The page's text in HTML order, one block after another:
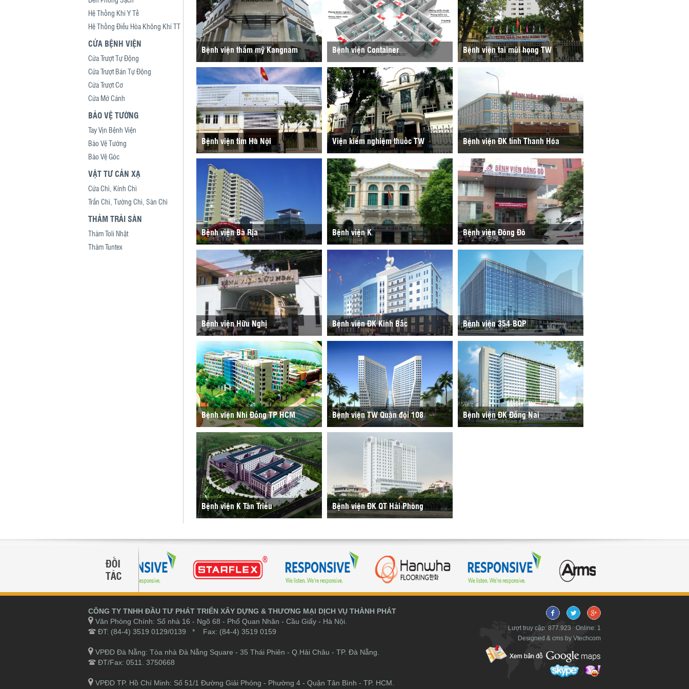
Hệ Thống Khí Y Tế
Hệ Thống Điều Hòa Không Khí TT
CỬA BỆNH VIỆN
Cửa Trượt Tự Động
Cửa Trượt Bán Tự Động
Cửa Trượt Cơ
Cửa Mở Cánh
BẢO VỆ TƯỜNG
Tay Vịn Bệnh Viện
Bảo Vệ Tường
Bảo Vệ Góc
VẬT TƯ CẢN XẠ
Cửa Chì, Kính Chì
Trần Chì, Tường Chì, Sàn Chì
THẢM TRẢI SÀN
Thảm Toli Nhật
Thảm Tuntex
Bệnh viện thẩm mỹ Kangnam Bệnh viện Container Bệnh viện tai mũi họng TW
Bệnh viện tim Hà Nội Viện kiểm nghiệm thuốc TW Bệnh viện ĐK tỉnh Thanh Hóa
Bệnh viện Bà Rịa Bệnh viện K Bệnh viện Đông Đô
Bệnh viện Hữu Nghị Bệnh viện ĐK Kinh Bắc Bệnh viện 354-BQP
Bệnh viện Nhi Đồng TP HCM Bệnh viện TW Quân đội 108 Bệnh viện ĐK Đồng Nai
Bệnh viện K Tân Triều Bệnh viện ĐK QT Hải Phòng
CÔNG TY TNHH ĐẦU TƯ PHÁT TRIỂN XÂY DỰNG & THƯƠNG MẠI DỊCH VỤ THÀNH PHÁT
Văn Phòng Chính: Số nhà 16 - Ngõ 68 - Phố Quan Nhân - Cầu Giấy - Hà Nội.
ĐT: (84-4) 3519 0129/0139 * Fax: (84-4) 3519 0159
VPĐD Đà Nẵng: Tòa nhà Đà Nẵng Square - 35 Thái Phiên - Q.Hải Châu - TP. Đà Nẵng.
ĐT/Fax: 0511. 3750668
VPĐD TP. Hồ Chí Minh: Số 51/1 Đường Giải Phóng - Phường 4 - Quận Tân Bình - TP. HCM.
Lượt truy cập: 877.923 Online: 1
Designed & cms by Vtechcom